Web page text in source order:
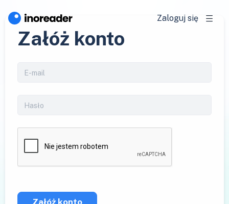
Zaloguj się
Załóż konto
Załóż konto